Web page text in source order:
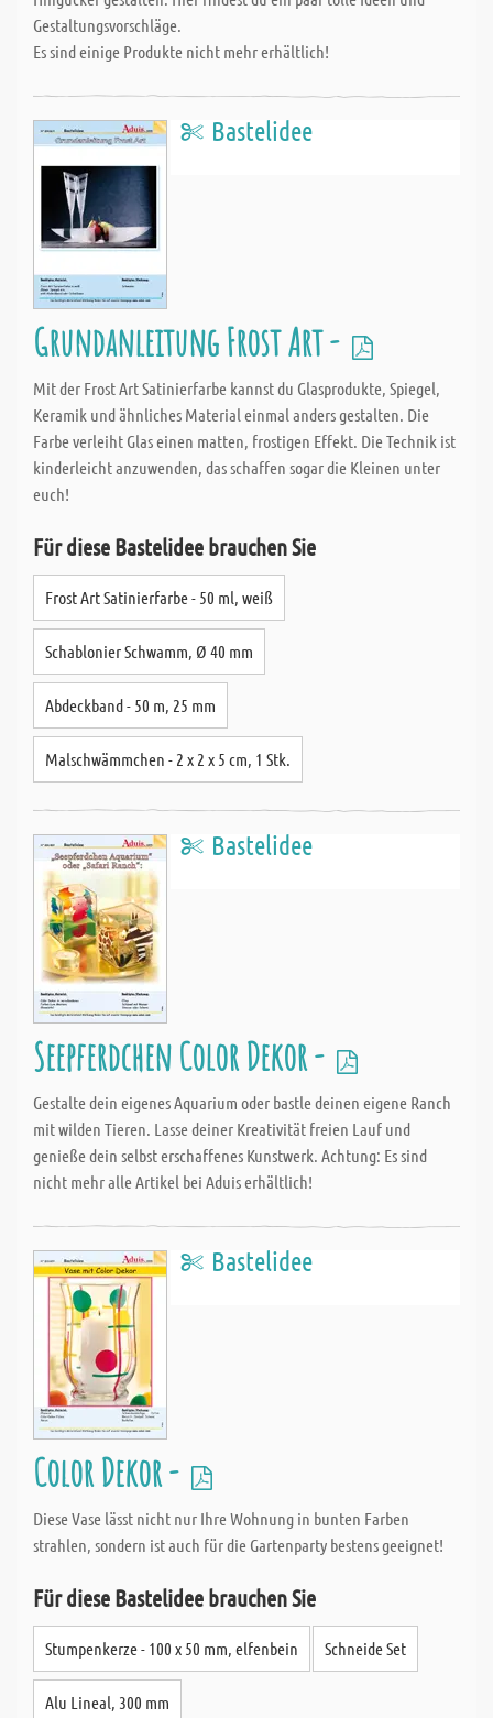
Gestaltungsvorschläge.
Es sind einige Produkte nicht mehr erhältlich!
Bastelidee
Grundanleitung Frost Art -
Mit der Frost Art Satinierfarbe kannst du Glasprodukte, Spiegel,
Keramik und ähnliches Material einmal anders gestalten. Die
Farbe verleiht Glas einen matten, frostigen Effekt. Die Technik ist
kinderleicht anzuwenden, das schaffen sogar die Kleinen unter
euch!
Für diese Bastelidee brauchen Sie
Frost Art Satinierfarbe - 50 ml, weiß
Schablonier Schwamm, Ø 40 mm
Abdeckband - 50 m, 25 mm
Malschwämmchen - 2 x 2 x 5 cm, 1 Stk.
Bastelidee
Seepferdchen Color Dekor -
Gestalte dein eigenes Aquarium oder bastle deinen eigene Ranch
mit wilden Tieren. Lasse deiner Kreativität freien Lauf und
genieße dein selbst erschaffenes Kunstwerk. Achtung: Es sind
nicht mehr alle Artikel bei Aduis erhältlich!
Bastelidee
Color Dekor -
Diese Vase lässt nicht nur Ihre Wohnung in bunten Farben
strahlen, sondern ist auch für die Gartenparty bestens geeignet!
Für diese Bastelidee brauchen Sie
Stumpenkerze - 100 x 50 mm, elfenbein Schneide Set
Alu Lineal, 300 mm